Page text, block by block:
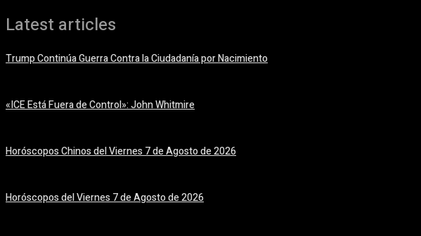
Latest articles
Trump Continúa Guerra Contra la Ciudadanía por Nacimiento
«ICE Está Fuera de Control»: John Whitmire
Horóscopos Chinos del Viernes 7 de Agosto de 2026
Horóscopos del Viernes 7 de Agosto de 2026